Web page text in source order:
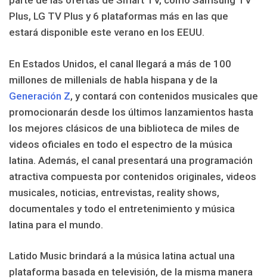
Plus, LG TV Plus y 6 plataformas más en las que
estará disponible este verano en los EEUU.
En Estados Unidos, el canal llegará a más de 100
millones de millenials de habla hispana y de la
Generación Z, y contará con contenidos musicales que
promocionarán desde los últimos lanzamientos hasta
los mejores clásicos de una biblioteca de miles de
videos oficiales en todo el espectro de la música
latina. Además, el canal presentará una programación
atractiva compuesta por contenidos originales, videos
musicales, noticias, entrevistas, reality shows,
documentales y todo el entretenimiento y música
latina para el mundo.
Latido Music brindará a la música latina actual una
plataforma basada en televisión, de la misma manera